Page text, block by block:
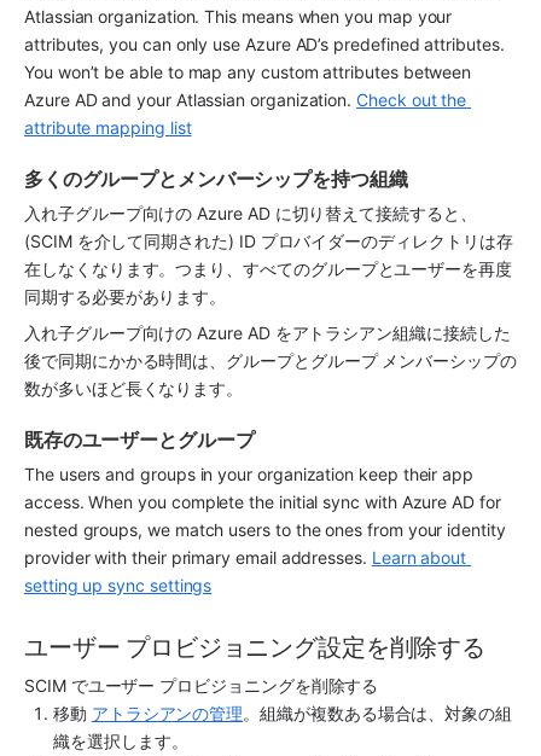
Atlassian organization. This means when you map your
attributes, you can only use Azure AD’s predefined attributes.
You won’t be able to map any custom attributes between
Azure AD and your Atlassian organization. Check out the
attribute mapping list
多くのグループとメンバーシップを持つ組織
入れ子グループ向けの Azure AD に切り替えて接続すると、
(SCIM を介して同期された) ID プロバイダーのディレクトリは存
在しなくなります。つまり、すべてのグループとユーザーを再度
同期する必要があります。
入れ子グループ向けの Azure AD をアトラシアン組織に接続した
後で同期にかかる時間は、グループとグループ メンバーシップの
数が多いほど長くなります。
既存のユーザーとグループ
The users and groups in your organization keep their app
access. When you complete the initial sync with Azure AD for
nested groups, we match users to the ones from your identity
provider with their primary email addresses. Learn about
setting up sync settings
ユーザー プロビジョニング設定を削除する
SCIM でユーザー プロビジョニングを削除する
移動 アトラシアンの管理。組織が複数ある場合は、対象の組
織を選択します。